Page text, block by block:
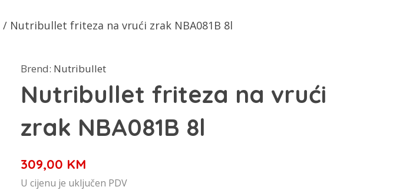
/ Nutribullet friteza na vrući zrak NBA081B 8l
Brend: Nutribullet
Nutribullet friteza na vrući
zrak NBA081B 8l
309,00 KM
U cijenu je uključen PDV